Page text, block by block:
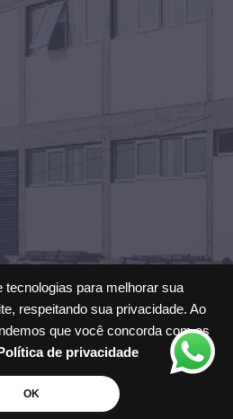
tecnologias para melhorar sua
respeitando sua privacidade. Ao
que você concorda com as
Política de privacidade
OK
um